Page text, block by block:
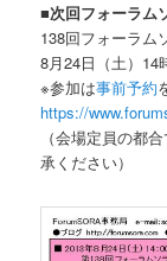
■次回フォーラム
138回フォーラム
8月24日（土）14
※参加は事前予約
https://
（会場定員の都
承ください）